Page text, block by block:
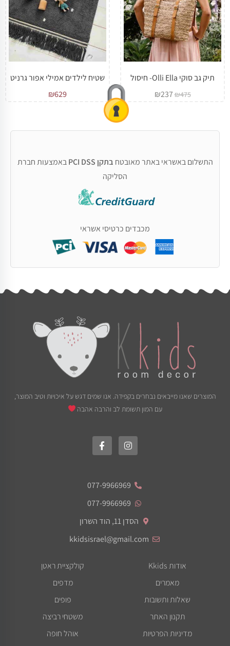
תיק גב סוקי Olli Ella- חיסול
₪475
₪237
שטיח לילדים אמילי אפור גרניט
₪629
התשלום באשראי באתר מאובטח בתקן PCI DSS
באמצעות חברת
הסליקה
מכבדים כרטיסי אשראי
המוצרים שאנו מייבאים נבחרים בקפידה. אנו שמים דגש על איכויות וטיב המוצר,
עם המון תשומת לב והרבה אהבה
077-9966969
077-9966969
הסדן 11, הוד השרון
kkidsisrael@gmail.com
אודות Kkids
מאמרים
שאלות ותשובות
תקנון האתר
מדיניות הפרטיות
קולקציית ראטן
מדפים
פופים
משטחי רביצה
אוהל חופה